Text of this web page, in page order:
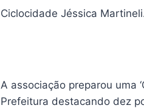
Ciclocidade Jéssica
A associação preparou uma
Prefeitura destacando dez